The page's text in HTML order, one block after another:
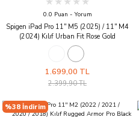
0.0 Puan - Yorum
Spigen iPad Pro 11'' M5 (2025) / 11'' M4
(2024) Kılıf Urban Fit Rose Gold
1.699,00 TL
2.399,90 TL
%38 İndirim